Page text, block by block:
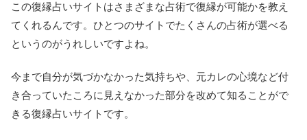
この復縁占いサイトはさまざまな占術で復縁が可能かを教え
てくれるんです。ひとつのサイトでたくさんの占術が選べる
というのがうれしいですよね。
今まで自分が気づかなかった気持ちや、元カレの心境など付
き合っていたころに見えなかった部分を改めて知ることがで
きる復縁占いサイトです。